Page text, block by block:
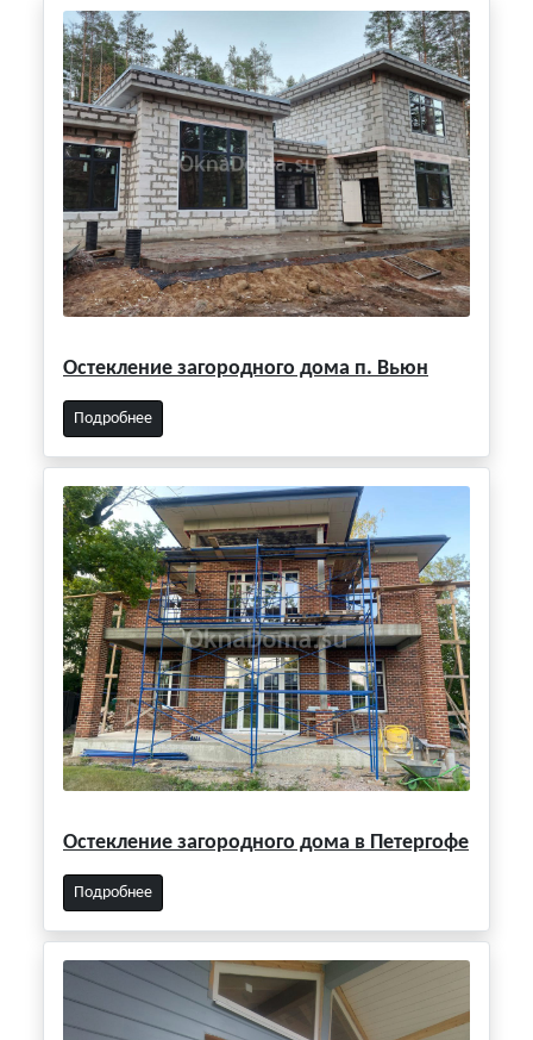
Остекление загородного дома п. Вьюн
Подробнее
Остекление загородного дома в Петергофе
Подробнее